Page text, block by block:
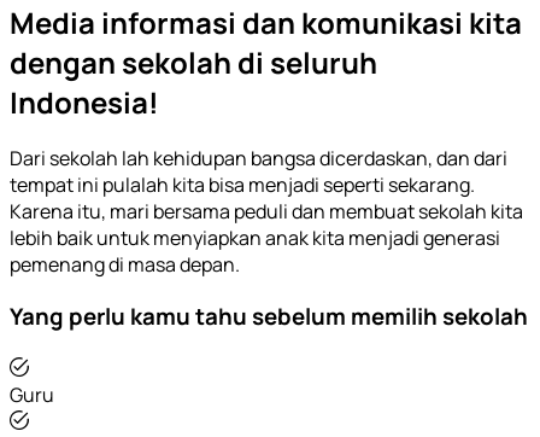
Media informasi dan komunikasi kita
dengan sekolah di seluruh
Indonesia!
Dari sekolah lah kehidupan bangsa dicerdaskan, dan dari
tempat ini pulalah kita bisa menjadi seperti sekarang.
Karena itu, mari bersama peduli dan membuat sekolah kita
lebih baik untuk menyiapkan anak kita menjadi generasi
pemenang di masa depan.
Yang perlu kamu tahu sebelum memilih sekolah
Guru